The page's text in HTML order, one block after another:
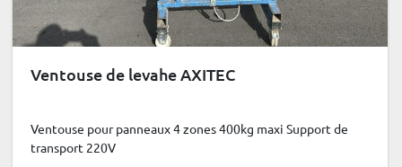
Ventouse de levahe AXITEC
Ventouse pour panneaux 4 zones 400kg maxi Support de
transport 220V